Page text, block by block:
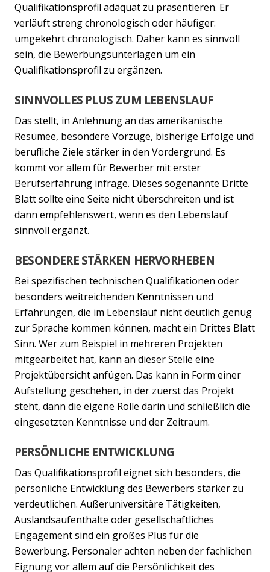
Qualifikationsprofil adäquat zu präsentieren. Er
verläuft streng chronologisch oder häufiger:
umgekehrt chronologisch. Daher kann es sinnvoll
sein, die Bewerbungsunterlagen um ein
Qualifikationsprofil zu ergänzen.
SINNVOLLES PLUS ZUM LEBENSLAUF
Das stellt, in Anlehnung an das amerikanische
Resümee, besondere Vorzüge, bisherige Erfolge und
berufliche Ziele stärker in den Vordergrund. Es
kommt vor allem für Bewerber mit erster
Berufserfahrung infrage. Dieses sogenannte Dritte
Blatt sollte eine Seite nicht überschreiten und ist
dann empfehlenswert, wenn es den Lebenslauf
sinnvoll ergänzt.
BESONDERE STÄRKEN HERVORHEBEN
Bei spezifischen technischen Qualifikationen oder
besonders weitreichenden Kenntnissen und
Erfahrungen, die im Lebenslauf nicht deutlich genug
zur Sprache kommen können, macht ein Drittes Blatt
Sinn. Wer zum Beispiel in mehreren Projekten
mitgearbeitet hat, kann an dieser Stelle eine
Projektübersicht anfügen. Das kann in Form einer
Aufstellung geschehen, in der zuerst das Projekt
steht, dann die eigene Rolle darin und schließlich die
eingesetzten Kenntnisse und der Zeitraum.
PERSÖNLICHE ENTWICKLUNG
Das Qualifikationsprofil eignet sich besonders, die
persönliche Entwicklung des Bewerbers stärker zu
verdeutlichen. Außeruniversitäre Tätigkeiten,
Auslandsaufenthalte oder gesellschaftliches
Engagement sind ein großes Plus für die
Bewerbung. Personaler achten neben der fachlichen
Eignung vor allem auf die Persönlichkeit des